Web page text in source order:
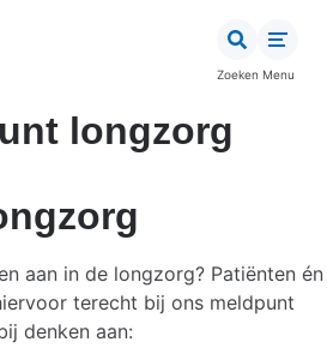
Zoeken Menu
longzorg
aan in de longzorg? Patiënten én
terecht bij ons meldpunt
denken aan: